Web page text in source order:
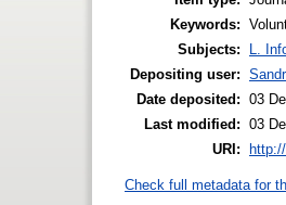
Keywords:
Subjects:
L.
Depositing user:
Date deposited: 03
Last modified: 03
URI:
Check full metadata for